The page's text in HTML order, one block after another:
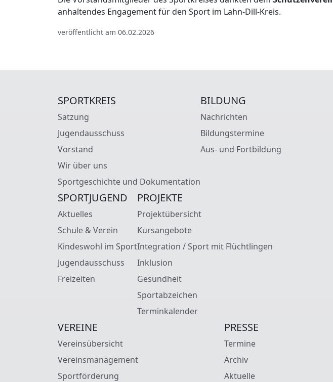
anhaltendes Engagement für den Sport im Lahn-Dill-Kreis.
veröffentlicht am 06.02.2026
SPORTKREIS
Satzung
Jugendausschuss
Vorstand
Wir über uns
Sportgeschichte und Dokumentation
BILDUNG
Nachrichten
Bildungstermine
Aus- und Fortbildung
SPORTJUGEND
Aktuelles
Schule & Verein
Kindeswohl im Sport
Jugendausschuss
Freizeiten
PROJEKTE
Projektübersicht
Kursangebote
Integration / Sport mit Flüchtlingen
Inklusion
Gesundheit
Sportabzeichen
Terminkalender
VEREINE
Vereinsübersicht
Vereinsmanagement
Sportförderung
PRESSE
Termine
Archiv
Aktuelle